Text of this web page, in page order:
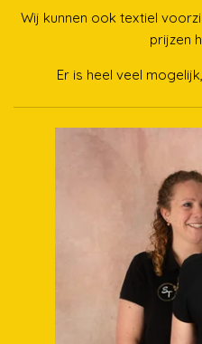
Wij kunnen ook textiel
prijzen
Er is heel veel